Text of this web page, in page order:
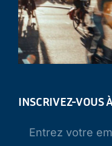
INSCRIVEZ-VOUS